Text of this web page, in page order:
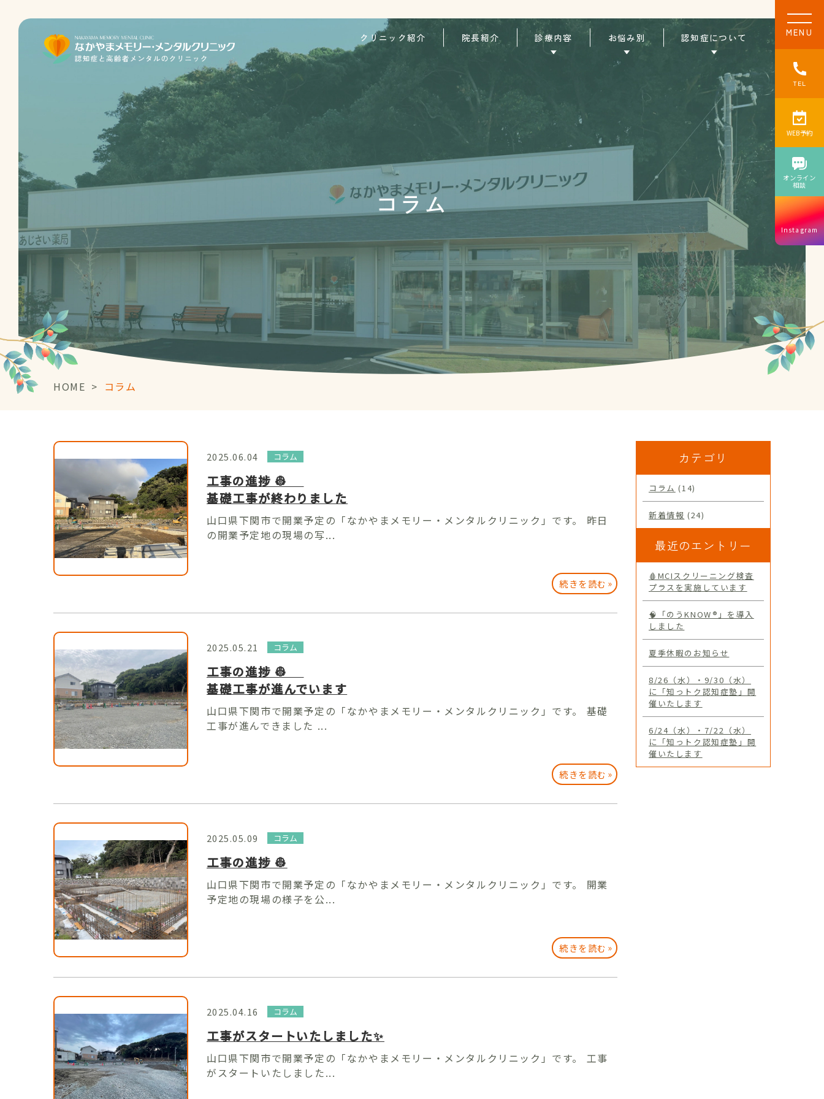
クリニック紹介 院長紹介 診療内容 お悩み別 認知症について MENU
コラム
HOME > コラム
2025.06.04 コラム
工事の進捗 👷
基礎工事が終わりました
山口県下関市で開業予定の「なかやまメモリー・メンタルクリニック」です。 昨日
の開業予定地の現場の写...
続きを読む »
2025.05.21 コラム
工事の進捗 👷
基礎工事が進んでいます
山口県下関市で開業予定の「なかやまメモリー・メンタルクリニック」です。 基礎
工事が進んできました ...
続きを読む »
2025.05.09 コラム
工事の進捗 👷
山口県下関市で開業予定の「なかやまメモリー・メンタルクリニック」です。 開業
予定地の現場の様子を公...
続きを読む »
2025.04.16 コラム
工事がスタートいたしました✨
山口県下関市で開業予定の「なかやまメモリー・メンタルクリニック」です。 工事
がスタートいたしました...
カテゴリ
コラム (14)
新着情報 (24)
最近のエントリー
🩸MCIスクリーニング検査
プラスを実施しています
🧠「のうKNOW®」を導入
しました
夏季休暇のお知らせ
8/26（水）・9/30（水）
に「知っトク認知症塾」開
催いたします
6/24（水）・7/22（水）
に「知っトク認知症塾」開
催いたします
TEL
WEB予約
オンライン
相談
Instagram